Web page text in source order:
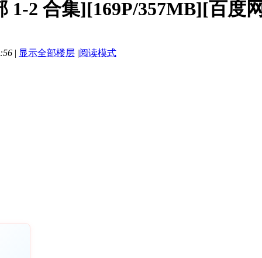
1-2 合集][169P/357MB][百度
| 显示全部楼层 |阅读模式